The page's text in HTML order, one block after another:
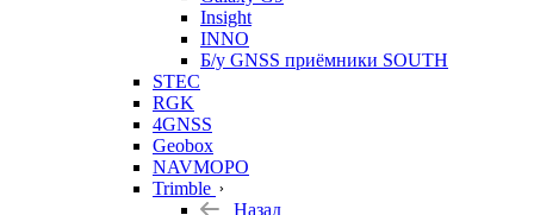
Insight
INNO
Б/у GNSS приёмники SOUTH
STEC
RGK
4GNSS
Geobox
NAVMOPO
Trimble
Назад